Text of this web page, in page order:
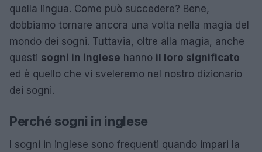
quella lingua. Come può succedere? Bene,
dobbiamo tornare ancora una volta nella magia del
mondo dei sogni. Tuttavia, oltre alla magia, anche
questi sogni in inglese hanno il loro significato
ed è quello che vi sveleremo nel nostro dizionario
dei sogni.
Perché sogni in inglese
I sogni in inglese sono frequenti quando impari la